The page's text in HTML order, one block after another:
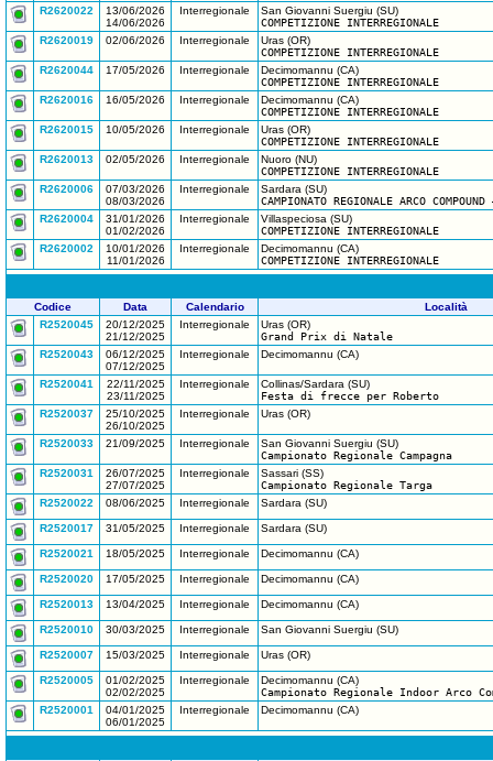
R2620022
13/06/2026
14/06/2026
Interregionale
San Giovanni Suergiu (SU)
COMPETIZIONE INTERREGIONALE
R2620019
02/06/2026 Interregionale
Uras (OR)
COMPETIZIONE INTERREGIONALE
R2620044
17/05/2026 Interregionale
Decimomannu (CA)
COMPETIZIONE INTERREGIONALE
R2620016
16/05/2026 Interregionale
Decimomannu (CA)
COMPETIZIONE INTERREGIONALE
R2620015
10/05/2026 Interregionale
Uras (OR)
COMPETIZIONE INTERREGIONALE
R2620013
02/05/2026 Interregionale
Nuoro (NU)
COMPETIZIONE INTERREGIONALE
R2620006
07/03/2026
08/03/2026
Interregionale
Sardara (SU)
CAMPIONATO REGIONALE ARCO
R2620004
31/01/2026
01/02/2026
Interregionale
Villaspeciosa (SU)
COMPETIZIONE INTERREGIONALE
R2620002
10/01/2026
11/01/2026
Interregionale
Decimomannu (CA)
COMPETIZIONE INTERREGIONALE
Codice Data Calendario
Località
R2520045
20/12/2025
21/12/2025
Interregionale
Uras (OR)
Grand Prix di Natale
R2520043
06/12/2025
07/12/2025
Interregionale Decimomannu (CA)
R2520041
22/11/2025
23/11/2025
Interregionale
Collinas/Sardara (SU)
Festa di frecce per Roberto
R2520037
25/10/2025
26/10/2025
Interregionale Uras (OR)
R2520033 21/09/2025 Interregionale
San Giovanni Suergiu (SU)
Campionato Regionale Campagna
R2520031
26/07/2025
27/07/2025
Interregionale
Sassari (SS)
Campionato Regionale Targa
R2520022
08/06/2025 Interregionale Sardara (SU)
R2520017 31/05/2025 Interregionale Sardara (SU)
R2520021 18/05/2025 Interregionale Decimomannu (CA)
R2520020 17/05/2025 Interregionale Decimomannu (CA)
R2520013 13/04/2025 Interregionale Decimomannu (CA)
R2520010 30/03/2025 Interregionale San Giovanni Suergiu (SU)
R2520007 15/03/2025 Interregionale Uras (OR)
R2520005
01/02/2025
02/02/2025
Interregionale
Decimomannu (CA)
Campionato Regionale Indoor Arco
R2520001
04/01/2025
06/01/2025
Interregionale Decimomannu (CA)